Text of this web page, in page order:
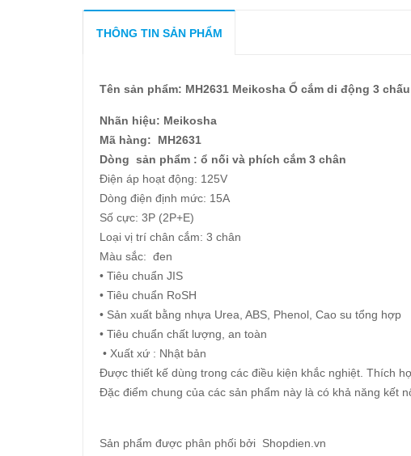
THÔNG TIN SẢN PHẨM
Tên sản phẩm: MH2631 Meikosha Ổ cắm di động 3
Nhãn hiệu: Meikosha
Mã hàng: MH2631
Dòng sản phẩm : ổ nối và phích cắm 3 chân
Điện áp hoạt động: 125V
Dòng điện định mức: 15A
Số cực: 3P (2P+E)
Loại vị trí chân cắm: 3 chân
Màu sắc: đen
• Tiêu chuẩn JIS
• Tiêu chuẩn RoSH
• Sản xuất bằng nhựa Urea, ABS, Phenol, Cao su tổng hợp
• Tiêu chuẩn chất lượng, an toàn
• Xuất xứ : Nhật bản
Được thiết kế dùng trong các điều kiện khắc nghiệt. Thích
Đặc điểm chung của các sản phẩm này là có khả năng kết
Sản phẩm được phân phối bởi Shopdien.vn